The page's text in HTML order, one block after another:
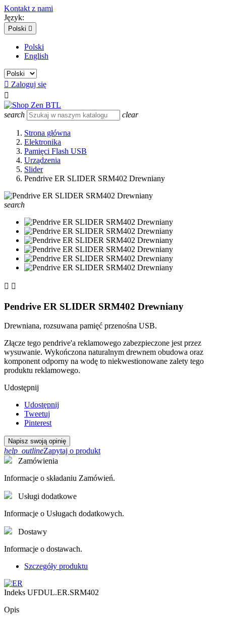
Kontakt z nami
Język:
Polski 
Polski
English
 Zaloguj się

search clear
Strona główna
Elektronika
Pamięci Flash USB
Urządzenia
Slider
Pendrive ER SLIDER SRM402 Drewniany
search
 
Pendrive ER SLIDER SRM402 Drewniany
Drewniana, rozsuwana pamięć przenośna USB.
Złącze tego pendrive'a reklamowego zabezpieczone jest przez
wysuwanie. Wykończona naturalnym drewnem obudowa oraz
komponent odporny na wodę to niekwestionowane zalety tego
produktu reklamowego.
Udostępnij
Udostępnij
Tweetuj
Pinterest
Napisz swoją opinię
help_outlineZapytaj o produkt
Zamówienia
Informacje o składaniu Zamówień.
Usługi dodatkowe
Informacje o Usługach dodatkowych.
Dostawy
Informacje o dostawach.
Szczegóły produktu
Indeks UFDUL.ER.SRM402
Opis